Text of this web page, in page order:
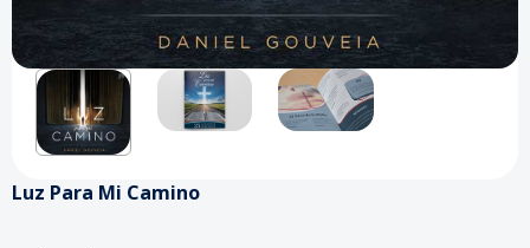
Luz Para Mi Camino